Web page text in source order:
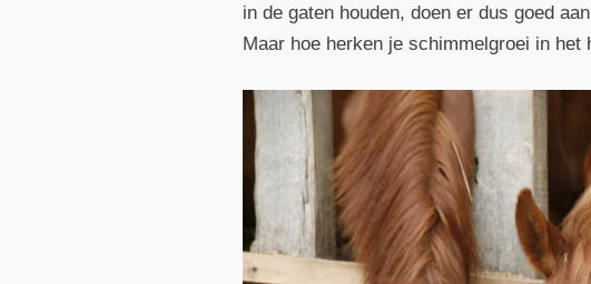
in de gaten houden, doen er dus goed
Maar hoe herken je schimmelgroei in het